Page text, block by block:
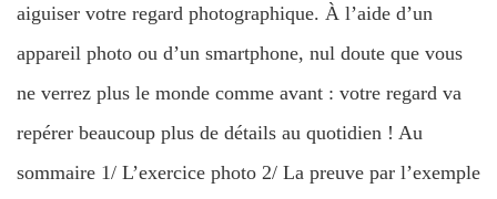
aiguiser votre regard photographique. À l’aide d’un
appareil photo ou d’un smartphone, nul doute que vous
ne verrez plus le monde comme avant : votre regard va
repérer beaucoup plus de détails au quotidien ! Au
sommaire 1/ L’exercice photo 2/ La preuve par l’exemple